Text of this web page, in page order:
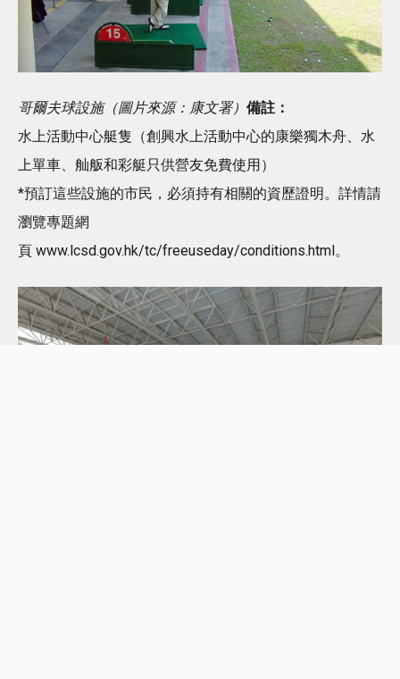
哥爾夫球設施（圖片來源：康文署） 備註：
水上活動中心艇隻（創興水上活動中心的康樂獨木舟、水
上單車、舢舨和彩艇只供營友免費使用）
*預訂這些設施的市民，必須持有相關的資歷證明。詳情請
瀏覽專題網
頁 www.lcsd.gov.hk/tc/freeuseday/conditions.html。